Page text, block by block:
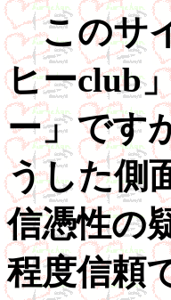
このサイ
ヒーclub
ー」です
うした側
信憑性の
程度信頼